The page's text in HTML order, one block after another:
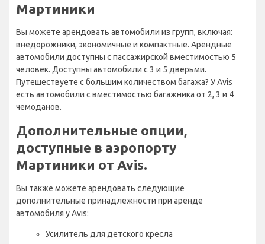
Мартиники
Вы можете арендовать автомобили из групп, включая:
внедорожники, экономичные и компактные. Арендные
автомобили доступны с пассажирской вместимостью 5
человек. Доступны автомобили с 3 и 5 дверьми.
Путешествуете с большим количеством багажа? У Avis
есть автомобили с вместимостью багажника от 2, 3 и 4
чемоданов.
Дополнительные опции,
доступные в аэропорту
Мартиники от Avis.
Вы также можете арендовать следующие
дополнительные принадлежности при аренде
автомобиля у Avis:
Усилитель для детского кресла